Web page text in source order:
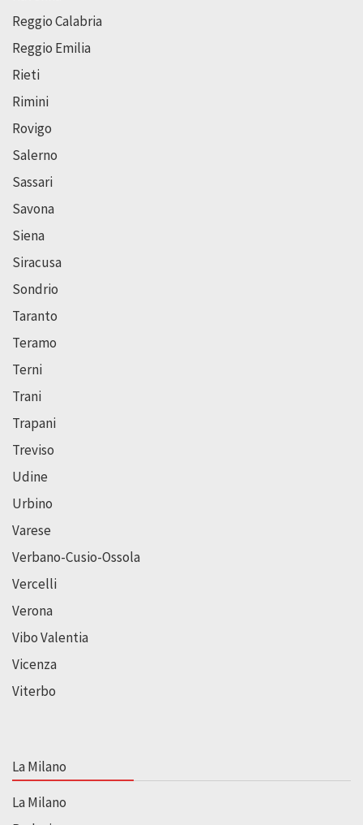
Reggio Calabria
Reggio Emilia
Rieti
Rimini
Rovigo
Salerno
Sassari
Savona
Siena
Siracusa
Sondrio
Taranto
Teramo
Terni
Trani
Trapani
Treviso
Udine
Urbino
Varese
Verbano-Cusio-Ossola
Vercelli
Verona
Vibo Valentia
Vicenza
Viterbo
La Milano
La Milano